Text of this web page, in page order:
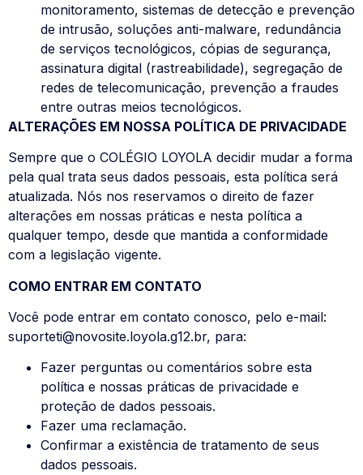
monitoramento, sistemas de detecção e prevenção
de intrusão, soluções anti-malware, redundância
de serviços tecnológicos, cópias de segurança,
assinatura digital (rastreabilidade), segregação de
redes de telecomunicação, prevenção a fraudes
entre outras meios tecnológicos.
ALTERAÇÕES EM NOSSA POLÍTICA DE PRIVACIDADE
Sempre que o COLÉGIO LOYOLA decidir mudar a forma
pela qual trata seus dados pessoais, esta política será
atualizada. Nós nos reservamos o direito de fazer
alterações em nossas práticas e nesta política a
qualquer tempo, desde que mantida a conformidade
com a legislação vigente.
COMO ENTRAR EM CONTATO
Você pode entrar em contato conosco, pelo e-mail:
suporteti@novosite.loyola.g12.br, para:
Fazer perguntas ou comentários sobre esta
política e nossas práticas de privacidade e
proteção de dados pessoais.
Fazer uma reclamação.
Confirmar a existência de tratamento de seus
dados pessoais.